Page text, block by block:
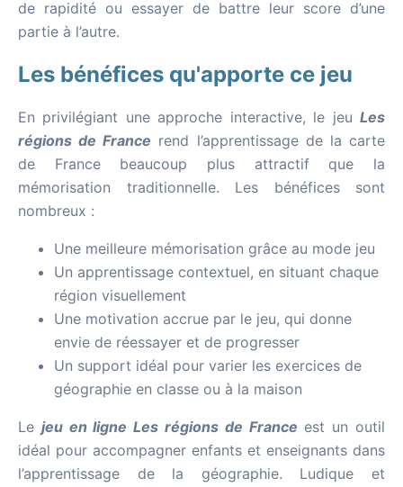
de rapidité ou essayer de battre leur score d’une
partie à l’autre.
Les bénéfices qu'apporte ce jeu
En privilégiant une approche interactive, le jeu Les
régions de France rend l’apprentissage de la carte
de France beaucoup plus attractif que la
mémorisation traditionnelle. Les bénéfices sont
nombreux :
Une meilleure mémorisation grâce au mode jeu
Un apprentissage contextuel, en situant chaque
région visuellement
Une motivation accrue par le jeu, qui donne
envie de réessayer et de progresser
Un support idéal pour varier les exercices de
géographie en classe ou à la maison
Le jeu en ligne Les régions de France est un outil
idéal pour accompagner enfants et enseignants dans
l’apprentissage de la géographie. Ludique et